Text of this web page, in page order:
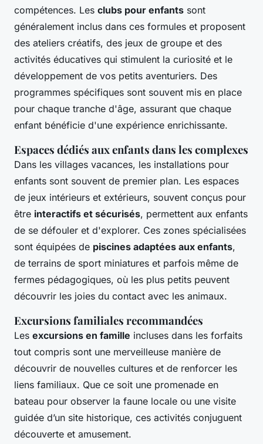
compétences. Les clubs pour enfants sont
généralement inclus dans ces formules et proposent
des ateliers créatifs, des jeux de groupe et des
activités éducatives qui stimulent la curiosité et le
développement de vos petits aventuriers. Des
programmes spécifiques sont souvent mis en place
pour chaque tranche d'âge, assurant que chaque
enfant bénéficie d'une expérience enrichissante.
Espaces dédiés aux enfants dans les complexes
Dans les villages vacances, les installations pour
enfants sont souvent de premier plan. Les espaces
de jeux intérieurs et extérieurs, souvent conçus pour
être interactifs et sécurisés, permettent aux enfants
de se défouler et d'explorer. Ces zones spécialisées
sont équipées de piscines adaptées aux enfants,
de terrains de sport miniatures et parfois même de
fermes pédagogiques, où les plus petits peuvent
découvrir les joies du contact avec les animaux.
Excursions familiales recommandées
Les excursions en famille incluses dans les forfaits
tout compris sont une merveilleuse manière de
découvrir de nouvelles cultures et de renforcer les
liens familiaux. Que ce soit une promenade en
bateau pour observer la faune locale ou une visite
guidée d’un site historique, ces activités conjuguent
découverte et amusement.